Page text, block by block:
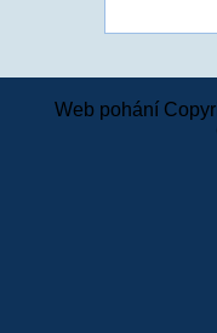
Web pohání